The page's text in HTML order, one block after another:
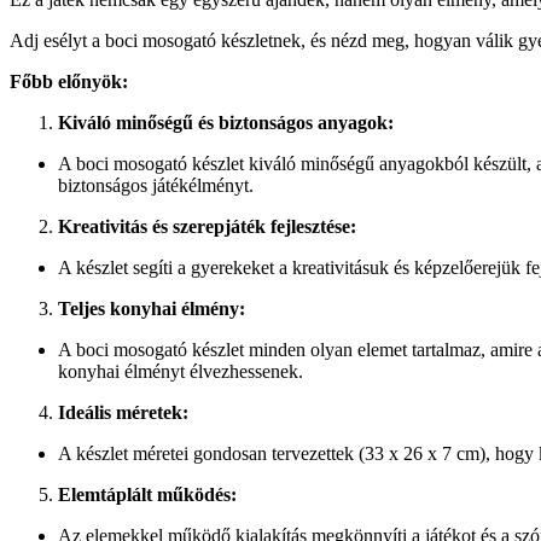
Adj esélyt a boci mosogató készletnek, és nézd meg, hogyan válik
Főbb előnyök:
Kiváló minőségű és biztonságos anyagok:
A boci mosogató készlet kiváló minőségű anyagokból készült,
biztonságos játékélményt.
Kreativitás és szerepjáték fejlesztése:
A készlet segíti a gyerekeket a kreativitásuk és képzelőerejük
Teljes konyhai élmény:
A boci mosogató készlet minden olyan elemet tartalmaz,
konyhai élményt élvezhessenek.
Ideális méretek:
A készlet méretei gondosan tervezettek (33 x 26 x 7 cm),
Elemtáplált működés:
Az elemekkel működő kialakítás megkönnyíti a játékot és a